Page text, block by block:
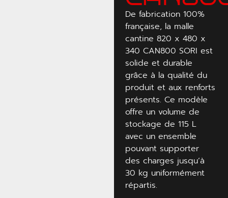
De fabrication 100%
française, la malle
cantine 820 x 480 x
340 CAN800 SORI est
solide et durable
grâce à la qualité du
produit et aux renforts
présents. Ce modèle
offre un volume de
stockage de 115 L
avec un ensemble
pouvant supporter
des charges jusqu’à
30 kg uniformément
répartis.